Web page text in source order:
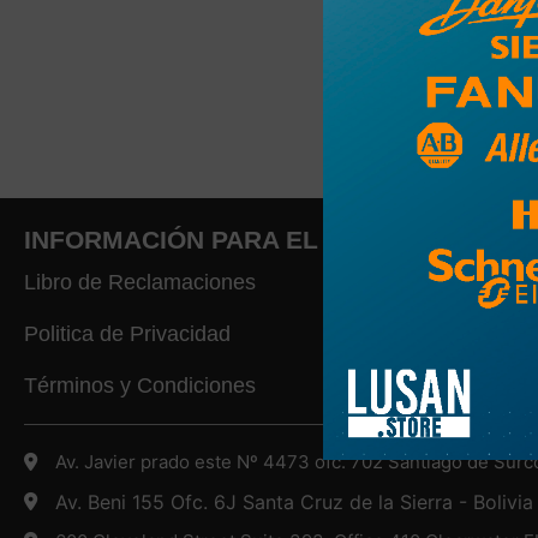
INFORMACIÓN PARA EL CLIENTE
Libro de Reclamaciones
Politica de Privacidad
Términos y Condiciones
Av. Javier prado este Nº 4473 ofc. 702 Santiago de
Av. Beni 155 Ofc. 6J Santa Cruz de la Sierra - Bolivia